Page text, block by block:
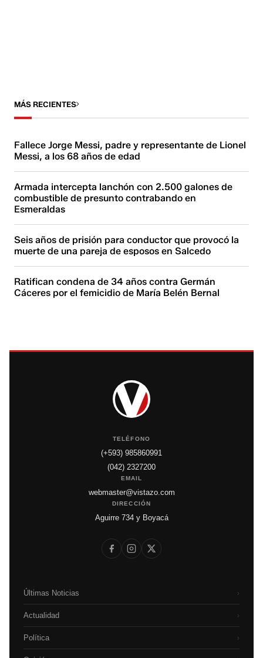
MÁS RECIENTES
Fallece Jorge Messi, padre y representante de Lionel
Messi, a los 68 años de edad
Armada intercepta lanchón con 2.500 galones de
combustible de presunto contrabando en
Esmeraldas
Seis años de prisión para conductor que provocó la
muerte de una pareja de esposos en Salcedo
Ratifican condena de 34 años contra Germán
Cáceres por el femicidio de María Belén Bernal
TELÉFONO
(+593) 985860991
(042) 2327200
EMAIL
webmaster@vistazo.com
DIRECCIÓN
Aguirre 734 y Boyacá
Últimas Noticias ›
Actualidad ›
Política ›